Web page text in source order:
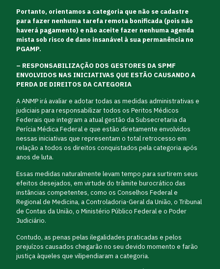
Portanto, orientamos a categoria que não se cadastre
para fazer nenhuma tarefa remota bonificada (pois não
haverá pagamento) e não aceite fazer nenhuma agenda
mista sob risco de dano insanável à sua permanência no
PGAMP.
– RESPONSABILIZAÇÃO DOS GESTORES DA SPMF
ENVOLVIDOS NAS INICIATIVAS QUE ESTÃO CAUSANDO A
PERDA DE DIREITOS DA CATEGORIA
A ANMP irá avaliar e adotar todas as medidas administrativas e
judiciais para responsabilizar todos os Peritos Médicos
Federais que integram a atual gestão da Subsecretaria da
Perícia Médica Federal e que estão diretamente envolvidos
nessas iniciativas que representam o total retrocesso em
relação a todos os direitos conquistados pela categoria após
anos de luta.
Essas medidas naturalmente levam tempo para surtirem seus
efeitos desejados, em virtude do trâmite burocrático das
instâncias competentes, como os Conselhos Federal e
Regional de Medicina, a Controladoria-Geral da União, o Tribunal
de Contas da União, o Ministério Público Federal e o Poder
Judiciário.
Contudo, as penas pelas ilegalidades praticadas e pelos
prejuízos causados chegarão no seu devido momento e farão
justiça àqueles que vilipendiaram a categoria.